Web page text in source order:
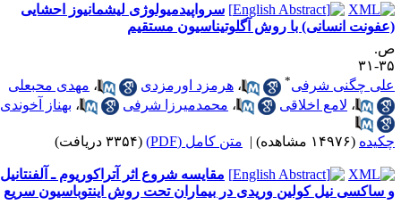
سرواپیدمیولوژی لیشمانیوز احشایی
انسانی) با روش آگلوتیناسیون مستقیم
۳۱
چگنی شرفی
،هرمزد اورمزدی ،مهدی محبعلی
،لامع اخلاقی ،محمدمیرزا شرفی ،بهناز آخوندی
(۱۴۹۷۶ مشاهده) | متن کامل (PDF) (۳۳۵۴ دریافت)
مقایسه شروع اثر آتراکوریوم ـ آلفنتانیل
ساکسی نیل کولین وریدی در بیماران تحت روش اینتوباسیون سریع